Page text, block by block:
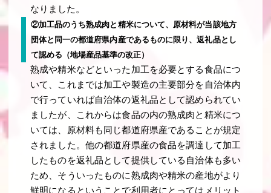
なりました。
②加工品のうち熟成肉と精米について、原材料が当該地方
団体と同一の都道府県内産であるものに限り、返礼品とし
て認める（地場産品基準の改正）
熟成や精米などといった加工を必要とする食品につ
いて、これまでは加工や製造の主要部分を自治体内
で行っていれば自治体の返礼品として認められてい
ましたが、これからは食品の内の熟成肉と精米につ
いては、原材料も同じ都道府県産であることが規定
されました。他の都道府県産の食品を調達して加工
したものを返礼品として提供している自治体も多い
ため、そういったものに熟成肉や精米の産地がより
鮮明になるということで利用者にとってはメリット